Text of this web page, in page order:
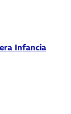
Infancia